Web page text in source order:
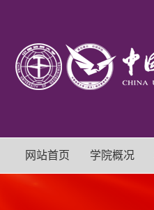
网站首页 学院概况